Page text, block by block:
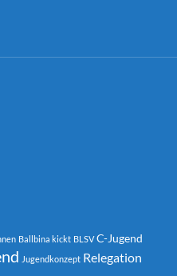
Ballbina kickt BLSV C-Jugend
Jugendkonzept Relegation